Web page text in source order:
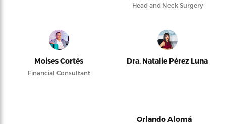
Head and Neck Surgery
Moises Cortés
Financial Consultant
Dra. Natalie Pérez Luna
Orlando Alomá